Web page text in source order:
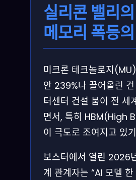
실리콘 밸리
메모리 폭등
미크론 테크놀로지
안 239%나 끌어올린
터센터 건설 붐이 전 세
면서, 특히
이 극도로 조여지고 있
보스터에서 열린 2026
계 관계자는 “AI 모델